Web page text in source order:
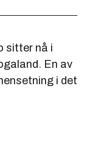
sitter nå i
En av
i det